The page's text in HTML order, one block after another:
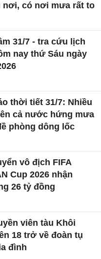
nơi, có nơi mưa rất to
31/7 - tra cứu lịch
nay thứ Sáu ngày
thời tiết 31/7: Nhiều
cả nước hứng mưa
phòng dông lốc
vô địch FIFA
Cup 2026 nhận
26 tỷ đồng
viên tàu Khôi
18 trở về đoàn tụ
đình